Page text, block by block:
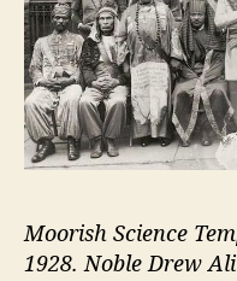
Moorish Science
1928. Noble Drew